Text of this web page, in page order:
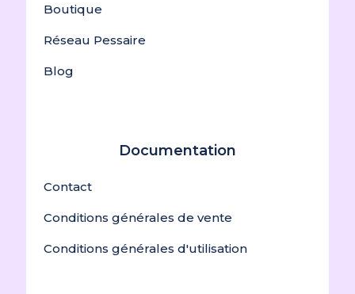
Boutique
Réseau Pessaire
Blog
Documentation
Contact
Conditions générales de vente
Conditions générales d'utilisation